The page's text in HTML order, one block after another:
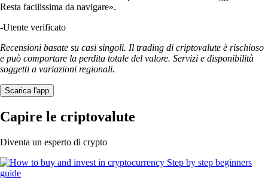
Resta facilissima da navigare».
-Utente verificato
Recensioni basate su casi singoli. Il trading di criptovalute è rischioso
e può comportare la perdita totale del valore. Servizi e disponibilità
soggetti a variazioni regionali.
Scarica l'app
Capire le criptovalute
Diventa un esperto di crypto